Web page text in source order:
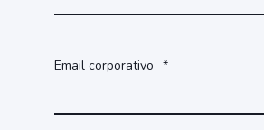
Email corporativo *